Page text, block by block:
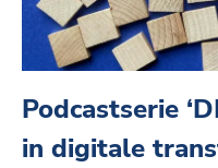
Podcastserie
in digitale